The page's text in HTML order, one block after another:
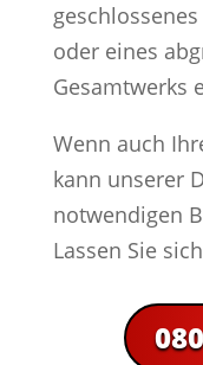
oder eines
Gesamtwerks
Wenn auch
kann unserer
notwendigen
Lassen Sie